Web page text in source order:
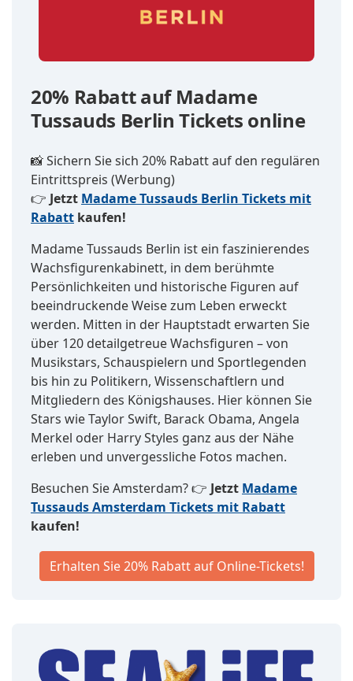
20% Rabatt auf Madame
Tussauds Berlin Tickets online
📸 Sichern Sie sich 20% Rabatt auf den regulären
Eintrittspreis (Werbung)
👉 Jetzt Madame Tussauds Berlin Tickets mit
Rabatt kaufen!
Madame Tussauds Berlin ist ein faszinierendes
Wachsfigurenkabinett, in dem berühmte
Persönlichkeiten und historische Figuren auf
beeindruckende Weise zum Leben erweckt
werden. Mitten in der Hauptstadt erwarten Sie
über 120 detailgetreue Wachsfiguren – von
Musikstars, Schauspielern und Sportlegenden
bis hin zu Politikern, Wissenschaftlern und
Mitgliedern des Königshauses. Hier können Sie
Stars wie Taylor Swift, Barack Obama, Angela
Merkel oder Harry Styles ganz aus der Nähe
erleben und unvergessliche Fotos machen.
Besuchen Sie Amsterdam? 👉 Jetzt Madame
Tussauds Amsterdam Tickets mit Rabatt
kaufen!
Erhalten Sie 20% Rabatt auf Online-Tickets!